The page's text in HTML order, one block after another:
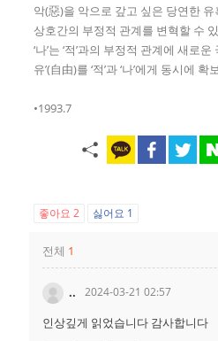
악(惡)을 악으로 갚고 싶은 당연한
상호간의 부정적 관계를 변혁할 수
‘나’는 ‘적’과의 부정적 관계에 새로
유’(自由)를 ‘적’과 ‘나’에게 동시에
•1993.7
좋아요2 싫어요 1
전체 1
.. 2024-03-21 02:57
인상깊게 읽었습니다 감사합니다